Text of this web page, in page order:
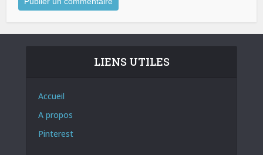
LIENS UTILES
Accueil
A propos
Pinterest